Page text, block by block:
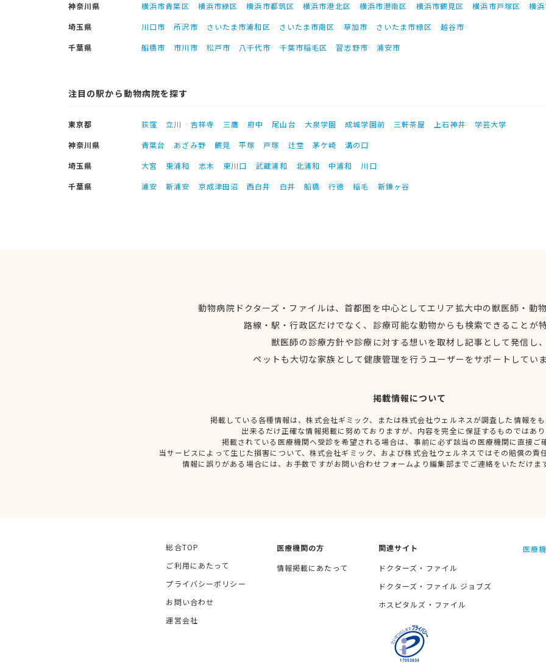
神奈川県
横浜市青葉区 横浜市緑区 横浜市都筑区 横浜市港北区 横浜市港南区 横浜市鶴見区 横浜市戸塚区
横
埼玉県
川口市 所沢市 さいたま市浦和区 さいたま市南区 草加市 さいたま市緑区
越谷市
千葉県
船橋市 市川市 松戸市 八千代市 千葉市稲毛区 習志野市 浦安市
注目の駅から動物病院を探す
東京都 荻窪 立川 吉祥寺 三鷹 府中 尾山台 大泉学園 成城学園前 三軒茶屋 上石神井
学芸大学
神奈川県
青葉台 あざみ野 鶴見 平塚 戸塚 辻堂 茅ケ崎
溝の口
埼玉県
大宮 東浦和 志木 東川口 武蔵浦和 北浦和 中浦和
川口
千葉県
浦安 新浦安 京成津田沼 西白井 白井 船橋 行徳 稲毛 新鎌ヶ谷
動物病院ドクターズ・ファイルは、首都圏を中心としてエリア拡大中の獣医師・動
路線・駅・行政区だけでなく、診療可能な動物からも検索できることが
獣医師の診療方針や診療に対する想いを取材し記事として発信し
ペットも大切な家族として健康管理を行うユーザーをサポートしてい
掲載情報について
掲載している各種情報は、株式会社ギミック、または株式会社ウェルネスが調査した情報を
出来るだけ正確な情報掲載に努めておりますが、内容を完全に保証するものではあ
掲載されている医療機関へ受診を希望される場合は、事前に必ず該当の医療機関に直接ご
当サービスによって生じた損害について、株式会社ギミック、および株式会社ウェルネスではその賠償の責
情報に誤りがある場合には、お手数ですがお問い合わせフォームより編集部までご連絡をいただけま
総合TOP
ご利用にあたって
プライバシーポリシー
お問い合わせ
運営会社
医療機関の方
情報掲載にあたって
関連サイト
ドクターズ・ファイル
ドクターズ・ファイル ジョブズ
ホスピタルズ・ファイル
医療